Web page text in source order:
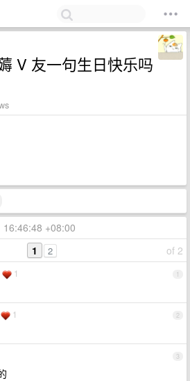
V 友一句生日快乐吗
+08:00
of 2
1 2
1
1
2
1
3